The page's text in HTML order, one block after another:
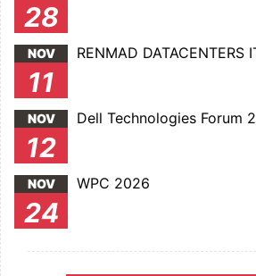
28
NOV
11
RENMAD DATACENTERS
NOV
12
Dell Technologies Forum
NOV
24
WPC 2026